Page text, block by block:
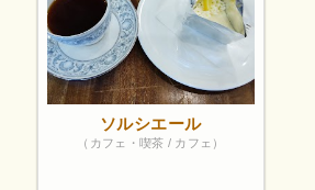
ソルシエール
（カフェ・喫茶 / カフェ）